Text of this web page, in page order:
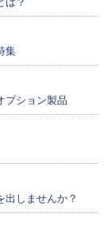
集
プション製品
出しませんか？